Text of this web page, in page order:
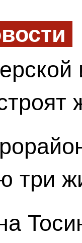
три